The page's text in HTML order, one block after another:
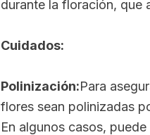
durante la floración, que
Cuidados:
Polinización:Para
flores sean polinizadas
En algunos casos,